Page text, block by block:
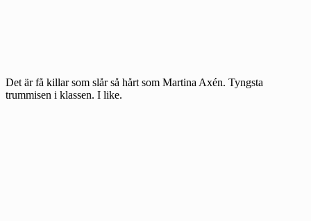
Det är få killar som slår så hårt som Martina Axén. Tyngsta
trummisen i klassen. I like.